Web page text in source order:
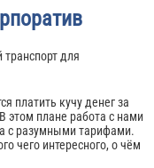
для
платить кучу денег за
этом плане работа с нами
с разумными тарифами.
чего интересного, о чём